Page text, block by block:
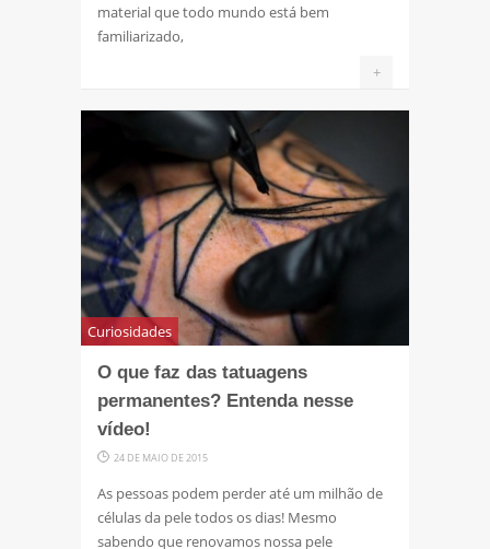
material que todo mundo está bem
familiarizado,
+
Curiosidades
O que faz das tatuagens
permanentes? Entenda nesse
vídeo!
24 DE MAIO DE 2015
As pessoas podem perder até um milhão de
células da pele todos os dias! Mesmo
sabendo que renovamos nossa pele